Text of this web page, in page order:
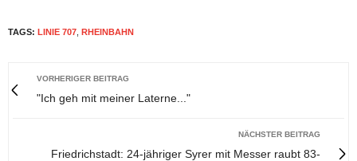
TAGS: LINIE 707 RHEINBAHN
VORHERIGER BEITRAG
"Ich geh mit meiner Laterne..."
NÄCHSTER BEITRAG
Friedrichstadt: 24-jähriger Syrer mit Messer raubt 83-